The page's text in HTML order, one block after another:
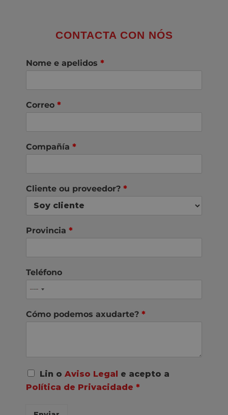
CONTACTA CON NÓS
Nome e apelidos *
Correo *
Compañía *
Cliente ou proveedor? *
Provincia *
Teléfono
Cómo podemos axudarte? *
A
o
Lin o Aviso Legal e acepto a
Política de Privacidade *